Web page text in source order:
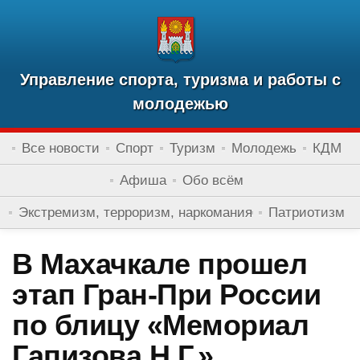
Управление спорта, туризма и работы с
молодежью
Все новости Спорт Туризм Молодежь КДМ
Афиша Обо всём
Экстремизм, терроризм, наркомания Патриотизм
В Махачкале прошел
этап Гран-При России
по блицу «Мемориал